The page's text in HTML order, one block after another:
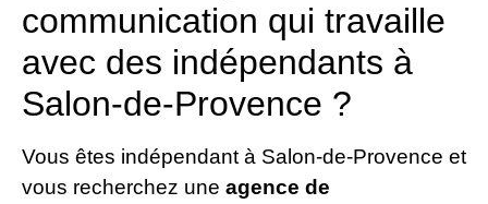
communication qui travaille
avec des indépendants à
Salon-de-Provence ?
Vous êtes indépendant à Salon-de-Provence et
vous recherchez une agence de